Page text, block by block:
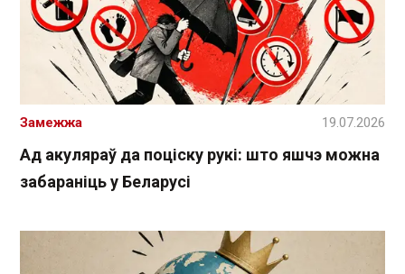
Ад акуляраў да поціску рукі: што яшчэ можна
забараніць у Беларусі
Замежжа 19.07.2026